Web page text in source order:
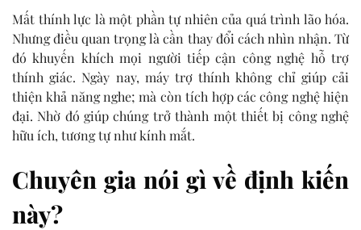
Mất thính lực là một phần tự nhiên của quá trình lão hóa.
Nhưng điều quan trọng là cần thay đổi cách nhìn nhận. Từ
đó khuyến khích mọi người tiếp cận công nghệ hỗ trợ
thính giác. Ngày nay, máy trợ thính không chỉ giúp cải
thiện khả năng nghe; mà còn tích hợp các công nghệ hiện
đại. Nhờ đó giúp chúng trở thành một thiết bị công nghệ
hữu ích, tương tự như kính mắt.
Chuyên gia nói gì về định kiến
này?